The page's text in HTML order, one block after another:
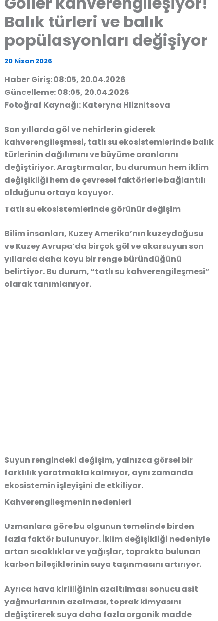
Balık türleri ve balık
popülasyonları değişiyor
20 Nisan 2026
Haber Giriş: 08:05, 20.04.2026
Güncelleme: 08:05, 20.04.2026
Fotoğraf Kaynağı: Kateryna Hliznitsova
Son yıllarda göl ve nehirlerin giderek
kahverengileşmesi, tatlı su ekosistemlerinde balık
türlerinin dağılımını ve büyüme oranlarını
değiştiriyor. Araştırmalar, bu durumun hem iklim
değişikliği hem de çevresel faktörlerle bağlantılı
olduğunu ortaya koyuyor.
Tatlı su ekosistemlerinde görünür değişim
Bilim insanları, Kuzey Amerika’nın kuzeydoğusu
ve Kuzey Avrupa’da birçok göl ve akarsuyun son
yıllarda daha koyu bir renge büründüğünü
belirtiyor. Bu durum, “tatlı su kahverengileşmesi”
olarak tanımlanıyor.
Suyun rengindeki değişim, yalnızca görsel bir
farklılık yaratmakla kalmıyor, aynı zamanda
ekosistemin işleyişini de etkiliyor.
Kahverengileşmenin nedenleri
Uzmanlara göre bu olgunun temelinde birden
fazla faktör bulunuyor. İklim değişikliği nedeniyle
artan sıcaklıklar ve yağışlar, toprakta bulunan
karbon bileşiklerinin suya taşınmasını artırıyor.
Ayrıca hava kirliliğinin azaltılması sonucu asit
yağmurlarının azalması, toprak kimyasını
değiştirerek suya daha fazla organik madde